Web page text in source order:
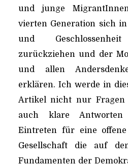
und junge
vierten Generation sich
und
zurückziehen und der
und allen
erklären. Ich werde in
Artikel nicht nur Fragen
auch klare Antworten
Eintreten für eine offene
Gesellschaft die auf
Fundamenten der